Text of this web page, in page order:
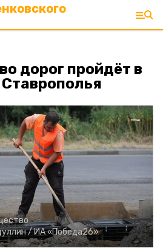
дорог пройдёт в
Ставрополья
/ИА «Победа26»